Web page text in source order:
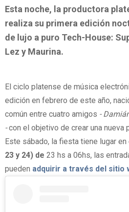
Esta noche, la productora
realiza su primera edición
de lujo a puro Tech-House:
Lez y Maurina.
El ciclo platense de música
edición en febrero de este año,
común entre cuatro amigos -
-con el objetivo de crear una nueva
Este sábado, la fiesta tiene lugar en
23 y 24) de 23 hs a 06hs, las
pueden adquirir a través del sitio